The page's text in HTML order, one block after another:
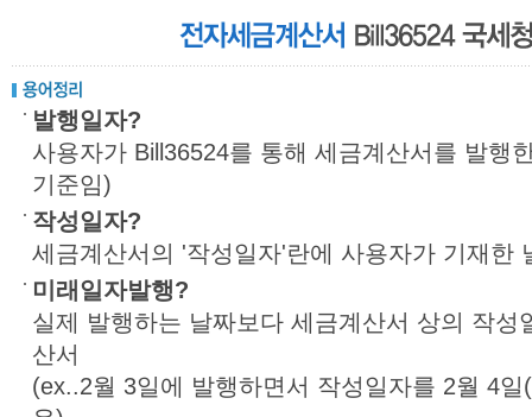
발행일자?
사용자가 Bill36524를 통해 세금계산서를 발행
기준임)
작성일자?
세금계산서의 '작성일자'란에 사용자가 기재한
미래일자발행?
실제 발행하는 날짜보다 세금계산서 상의 작성
산서
(ex..2월 3일에 발행하면서 작성일자를 2월 4